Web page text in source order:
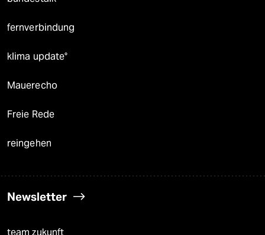
fernverbindung
klima update°
Mauerecho
Freie Rede
reingehen
Newsletter
team zukunft